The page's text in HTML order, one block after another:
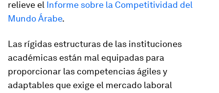
relieve el Informe sobre la Competitividad del
Mundo Árabe.
Las rígidas estructuras de las instituciones
académicas están mal equipadas para
proporcionar las competencias ágiles y
adaptables que exige el mercado laboral